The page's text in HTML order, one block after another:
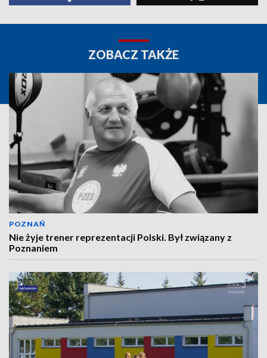
ZOBACZ TAKŻE
POZNAŃ
Nie żyje trener reprezentacji Polski. Był związany z
Poznaniem